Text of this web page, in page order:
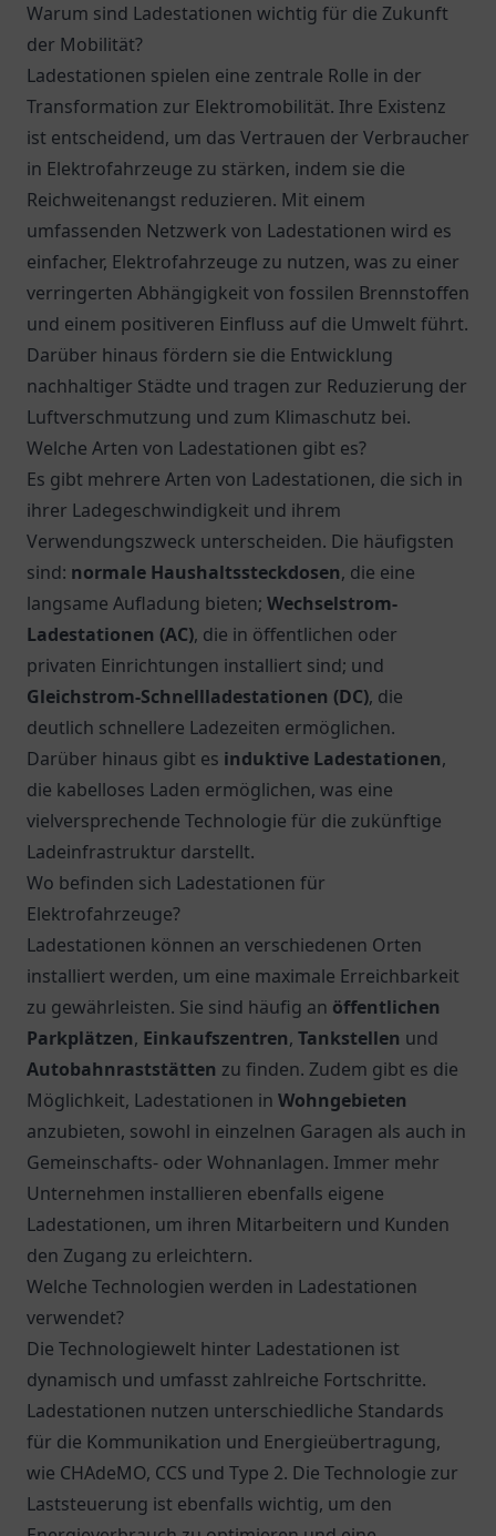
Warum sind Ladestationen wichtig für die Zukunft
der Mobilität?
Ladestationen spielen eine zentrale Rolle in der
Transformation zur Elektromobilität. Ihre Existenz
ist entscheidend, um das Vertrauen der Verbraucher
in Elektrofahrzeuge zu stärken, indem sie die
Reichweitenangst reduzieren. Mit einem
umfassenden Netzwerk von Ladestationen wird es
einfacher, Elektrofahrzeuge zu nutzen, was zu einer
verringerten Abhängigkeit von fossilen Brennstoffen
und einem positiveren Einfluss auf die Umwelt führt.
Darüber hinaus fördern sie die Entwicklung
nachhaltiger Städte und tragen zur Reduzierung der
Luftverschmutzung und zum Klimaschutz bei.
Welche Arten von Ladestationen gibt es?
Es gibt mehrere Arten von Ladestationen, die sich in
ihrer Ladegeschwindigkeit und ihrem
Verwendungszweck unterscheiden. Die häufigsten
sind: normale Haushaltssteckdosen, die eine
langsame Aufladung bieten; Wechselstrom-
Ladestationen (AC), die in öffentlichen oder
privaten Einrichtungen installiert sind; und
Gleichstrom-Schnellladestationen (DC), die
deutlich schnellere Ladezeiten ermöglichen.
Darüber hinaus gibt es induktive Ladestationen,
die kabelloses Laden ermöglichen, was eine
vielversprechende Technologie für die zukünftige
Ladeinfrastruktur darstellt.
Wo befinden sich Ladestationen für
Elektrofahrzeuge?
Ladestationen können an verschiedenen Orten
installiert werden, um eine maximale Erreichbarkeit
zu gewährleisten. Sie sind häufig an öffentlichen
Parkplätzen, Einkaufszentren, Tankstellen und
Autobahnraststätten zu finden. Zudem gibt es die
Möglichkeit, Ladestationen in Wohngebieten
anzubieten, sowohl in einzelnen Garagen als auch in
Gemeinschafts- oder Wohnanlagen. Immer mehr
Unternehmen installieren ebenfalls eigene
Ladestationen, um ihren Mitarbeitern und Kunden
den Zugang zu erleichtern.
Welche Technologien werden in Ladestationen
verwendet?
Die Technologiewelt hinter Ladestationen ist
dynamisch und umfasst zahlreiche Fortschritte.
Ladestationen nutzen unterschiedliche Standards
für die Kommunikation und Energieübertragung,
wie CHAdeMO, CCS und Type 2. Die Technologie zur
Laststeuerung ist ebenfalls wichtig, um den